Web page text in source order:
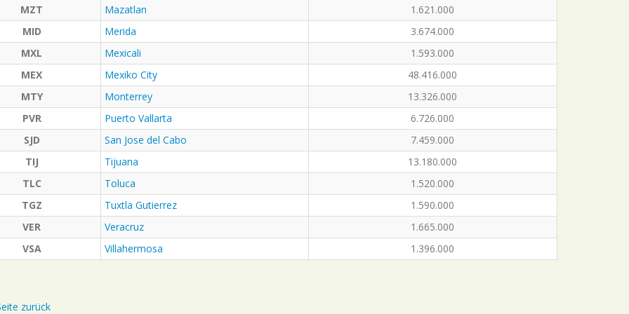
MZT
Mazatlan
1.621.000
MID
Merida
3.674.000
MXL
Mexicali
1.593.000
MEX
Mexiko City
48.416.000
MTY
Monterrey
13.326.000
PVR
Puerto Vallarta
6.726.000
SJD
San Jose del Cabo
7.459.000
TIJ
Tijuana
13.180.000
TLC
Toluca
1.520.000
TGZ
Tuxtla Gutierrez
1.590.000
VER
Veracruz
1.665.000
VSA
Villahermosa 1.396.000
zurück